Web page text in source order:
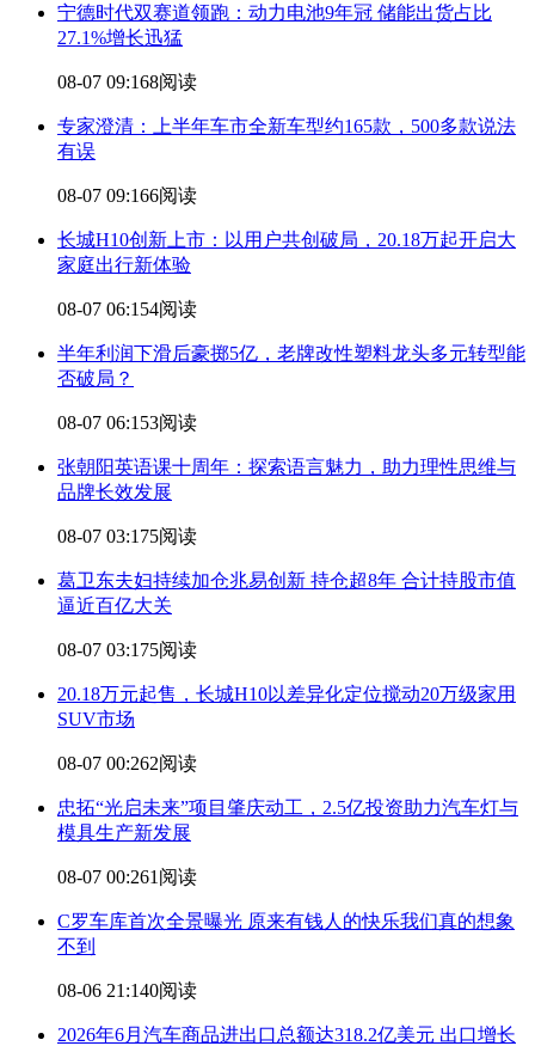
宁德时代双赛道领跑：动力电池9年冠 储能出货占比
27.1%增长迅猛
08-07 09:168阅读
专家澄清：上半年车市全新车型约165款，500多款说法
有误
08-07 09:166阅读
长城H10创新上市：以用户共创破局，20.18万起开启大
家庭出行新体验
08-07 06:154阅读
半年利润下滑后豪掷5亿，老牌改性塑料龙头多元转型能
否破局？
08-07 06:153阅读
张朝阳英语课十周年：探索语言魅力，助力理性思维与
品牌长效发展
08-07 03:175阅读
葛卫东夫妇持续加仓兆易创新 持仓超8年 合计持股市值
逼近百亿大关
08-07 03:175阅读
20.18万元起售，长城H10以差异化定位搅动20万级家用
SUV市场
08-07 00:262阅读
忠拓“光启未来”项目肇庆动工，2.5亿投资助力汽车灯与
模具生产新发展
08-07 00:261阅读
C罗车库首次全景曝光 原来有钱人的快乐我们真的想象
不到
08-06 21:140阅读
2026年6月汽车商品进出口总额达318.2亿美元 出口增长